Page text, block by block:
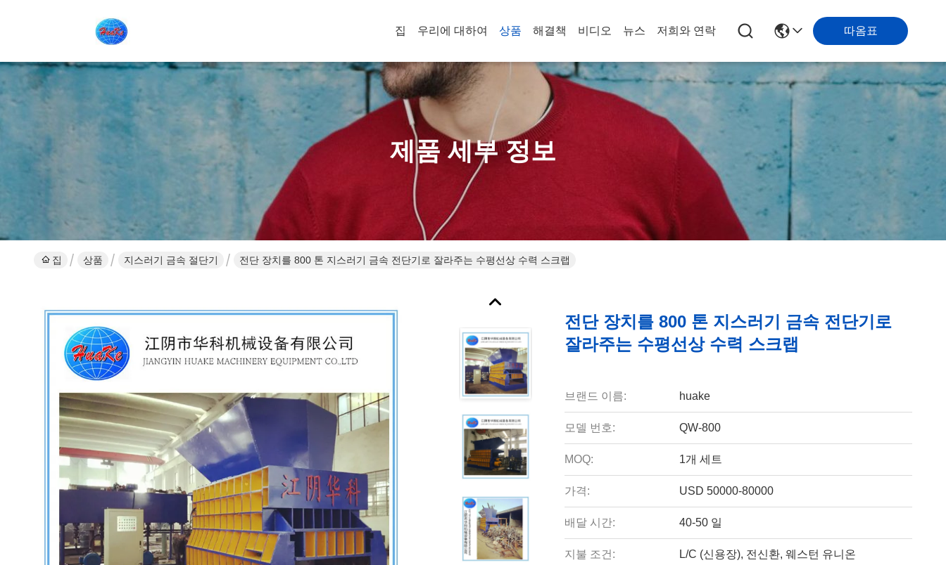
집 우리에 대하여 상품 해결책 비디오 뉴스 저희와 연락 따옴표
제품 세부 정보
집 상품 지스러기 금속 절단기 전단 장치를 800 톤 지스러기 금속 전단기로 잘라주는 수평선상 수력 스크랩
전단 장치를 800 톤 지스러기 금속 전단기로
잘라주는 수평선상 수력 스크랩
브랜드 이름: huake
모델 번호: QW-800
MOQ: 1개 세트
가격: USD 50000-80000
배달 시간: 40-50 일
지불 조건: L/C (신용장), 전신환, 웨스턴 유니온